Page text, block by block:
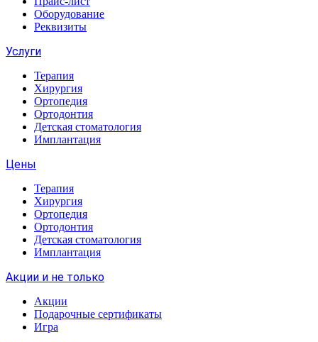
Оборудование
Реквизиты
Услуги
Терапия
Хирургия
Ортопедия
Ортодонтия
Детская стоматология
Имплантация
Цены
Терапия
Хирургия
Ортопедия
Ортодонтия
Детская стоматология
Имплантация
Акции и не только
Акции
Подарочные сертификаты
Игра